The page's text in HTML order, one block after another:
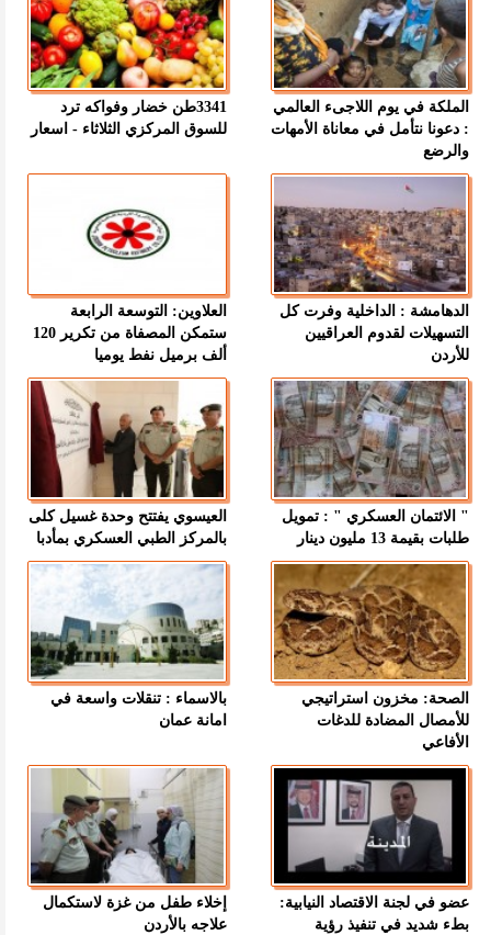
الملكة في يوم اللاجىء العالمي
: دعونا نتأمل في معاناة الأمهات
والرضع
3341طن خضار وفواكه ترد
للسوق المركزي الثلاثاء - اسعار
الدهامشة : الداخلية وفرت كل
التسهيلات لقدوم العراقيين
للأردن
العلاوين: التوسعة الرابعة
ستمكن المصفاة من تكرير 120
ألف برميل نفط يوميا
" الائتمان العسكري " : تمويل
طلبات بقيمة 13 مليون دينار
العيسوي يفتتح وحدة غسيل كلى
بالمركز الطبي العسكري بمأدبا
الصحة: مخزون استراتيجي
للأمصال المضادة للدغات
الأفاعي
بالاسماء : تنقلات واسعة في
امانة عمان
عضو في لجنة الاقتصاد النيابية:
بطء شديد في تنفيذ رؤية
إخلاء طفل من غزة لاستكمال
علاجه بالأردن